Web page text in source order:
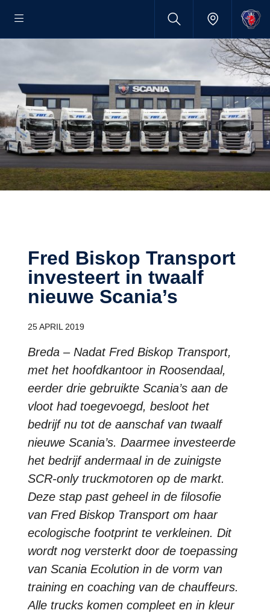
Fred Biskop Transport
in­ves­teert in twaalf
nieuwe Scania’s
25 APRIL 2019
Breda – Nadat Fred Biskop Transport,
met het hoofdkantoor in Roosendaal,
eerder drie gebruikte Scania’s aan de
vloot had toegevoegd, besloot het
bedrijf nu tot de aanschaf van twaalf
nieuwe Scania’s. Daarmee investeerde
het bedrijf andermaal in de zuinigste
SCR-only truckmotoren op de markt.
Deze stap past geheel in de filosofie
van Fred Biskop Transport om haar
ecologische footprint te verkleinen. Dit
wordt nog versterkt door de toepassing
van Scania Ecolution in de vorm van
training en coaching van de chauffeurs.
Alle trucks komen compleet en in kleur